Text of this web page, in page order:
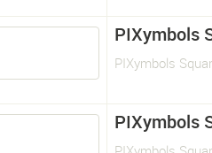
PIXymbols
PIXymbols
PIXymbols